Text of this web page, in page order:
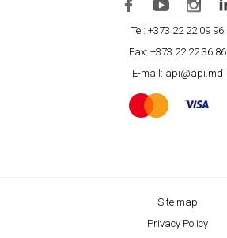
Tel: +373 22 22 09 96
Fax: +373 22 22 36 86
E-mail: api@api.md
Site map
Privacy Policy